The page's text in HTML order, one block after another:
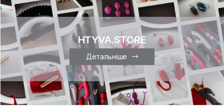
HTYVA.STORE
Детальніше